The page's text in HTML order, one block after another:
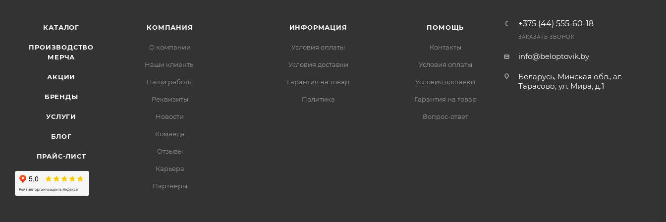
КАТАЛОГ
ПРОИЗВОДСТВО
МЕРЧА
АКЦИИ
БРЕНДЫ
УСЛУГИ
БЛОГ
ПРАЙС-ЛИСТ
КОМПАНИЯ
О компании
Наши клиенты
Наши работы
Реквизиты
Новости
Команда
Отзывы
Карьера
Партнеры
ИНФОРМАЦИЯ
Условия оплаты
Условия доставки
Гарантия на товар
Политика
ПОМОЩЬ
Контакты
Условия оплаты
Условия доставки
Гарантия на товар
Вопрос-ответ
+375 (44) 555-60-18
ЗАКАЗАТЬ ЗВОНОК
info@beloptovik.by
Беларусь, Минская обл., аг.
Тарасово, ул. Мира, д.1